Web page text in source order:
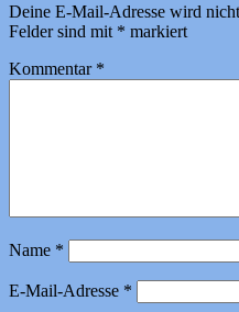
Deine E-Mail-Adresse wird
Felder sind mit * markiert
Kommentar *
Name *
E-Mail-Adresse *